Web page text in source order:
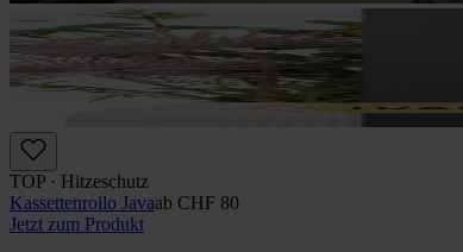
TOP · Hitzeschutz
Kassettenrollo Javaab CHF 80
Jetzt zum Produkt